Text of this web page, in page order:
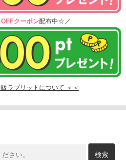
クーポン配布中☆／
ラブリットについて ＜＜